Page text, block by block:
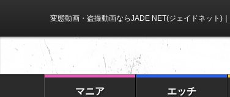
変態動画・盗撮動画ならJADE NET(ジェイドネット)
マニア エッチ